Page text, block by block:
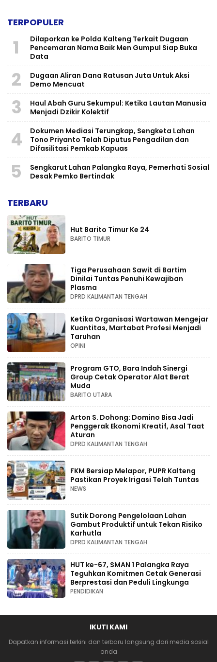
TERPOPULER
1
Dilaporkan ke Polda Kalteng Terkait Dugaan
Pencemaran Nama Baik Men Gumpul Siap Buka
Data
2
Dugaan Aliran Dana Ratusan Juta Untuk Aksi
Demo Mencuat
3
Haul Abah Guru Sekumpul: Ketika Lautan Manusia
Menjadi Dzikir Kolektif
4
​Dokumen Mediasi Terungkap, Sengketa Lahan
Tono Priyanto Telah Diputus Pengadilan dan
Difasilitasi Pemkab Kapuas
5
Sengkarut Lahan Palangka Raya, Pemerhati Sosial
Desak Pemko Bertindak
TERBARU
Hut Barito Timur Ke 24
BARITO TIMUR
Tiga Perusahaan Sawit di Bartim
Dinilai Tuntas Penuhi Kewajiban
Plasma
DPRD KALIMANTAN TENGAH
Ketika Organisasi Wartawan Mengejar
Kuantitas, Martabat Profesi Menjadi
Taruhan
OPINI
Program GTO, Bara Indah Sinergi
Group Cetak Operator Alat Berat
Muda
BARITO UTARA
Arton S. Dohong: Domino Bisa Jadi
Penggerak Ekonomi Kreatif, Asal Taat
Aturan
DPRD KALIMANTAN TENGAH
FKM Bersiap Melapor, PUPR Kalteng
Pastikan Proyek Irigasi Telah Tuntas
NEWS
Sutik Dorong Pengelolaan Lahan
Gambut Produktif untuk Tekan Risiko
Karhutla
DPRD KALIMANTAN TENGAH
HUT ke-67, SMAN 1 Palangka Raya
Teguhkan Komitmen Cetak Generasi
Berprestasi dan Peduli Lingkunga
PENDIDIKAN
IKUTI KAMI
Dapatkan informasi terkini dan terbaru langsung dari media sosial
anda